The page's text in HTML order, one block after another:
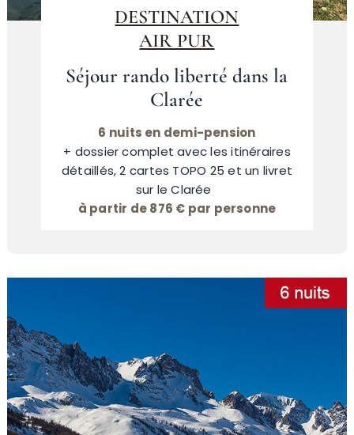
DESTINATION
AIR PUR
Séjour rando liberté dans la
Clarée
6 nuits en demi-pension
+ dossier complet avec les itinéraires
détaillés, 2 cartes TOPO 25 et un livret
sur le Clarée
à partir de 876 € par personne